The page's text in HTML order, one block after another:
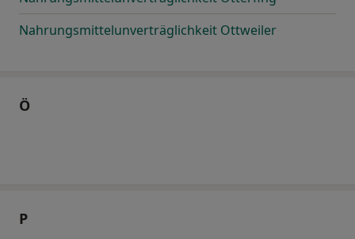
Nahrungsmittelunverträglichkeit Ottweiler
Ö
P